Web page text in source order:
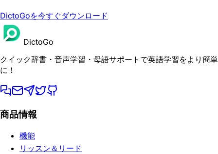
DictoGoを今すぐダウンロード
DictoGo
クイック辞書・音声学習・母語サポートで英語学習をより簡単
に！
商品情報
機能
リッスン＆リード